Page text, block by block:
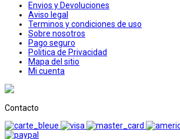
Envios y Devoluciones
Aviso legal
Terminos y condiciones de uso
Sobre nosotros
Pago seguro
Politica de Privacidad
Mapa del sitio
Mi cuenta
Contacto